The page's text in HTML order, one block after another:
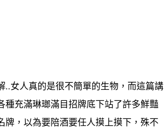
..女人真的是很不簡單的生物，而這篇講
種充滿琳瑯滿目招牌底下站了許多鮮豔
牌，以為要陪酒要任人摸上摸下，殊不